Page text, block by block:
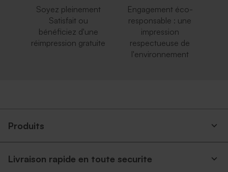
Soyez pleinement
Satisfait ou
bénéficiez d'une
réimpression gratuite
Engagement éco-
responsable : une
impression
respectueuse de
l'environnement
Produits
Livraison rapide en toute securite